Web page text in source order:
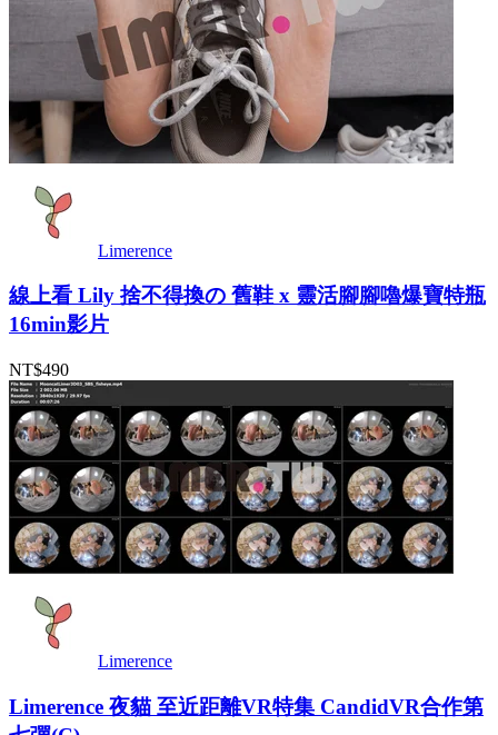
Limerence
線上看 Lily 捨不得換の 舊鞋 x 靈活腳腳嚕爆寶特瓶
16min影片
NT$490
Limerence
Limerence 夜貓 至近距離VR特集 CandidVR合作第